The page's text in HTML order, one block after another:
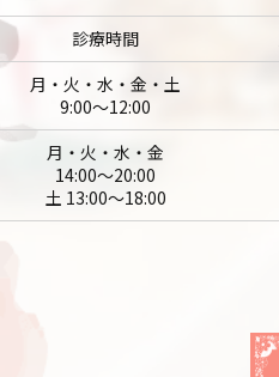
診療時間
月・火・水・金・土
9:00～12:00
月・火・水・金
14:00～20:00
土 13:00～18:00